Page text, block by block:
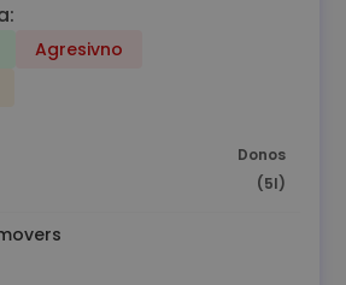
Agresivno
Donos
(5l)